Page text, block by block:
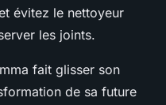
évitez le nettoyeur
les joints.
fait glisser son
de sa future